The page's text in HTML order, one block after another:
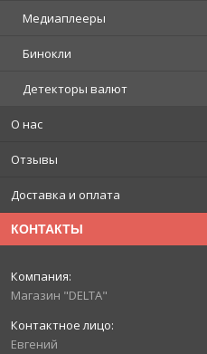
Медиаплееры
Бинокли
Детекторы валют
О нас
Отзывы
Доставка и оплата
КОНТАКТЫ
Магазин "DELTA"
Евгений